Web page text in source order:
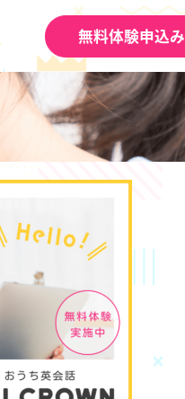
無料体験申込み